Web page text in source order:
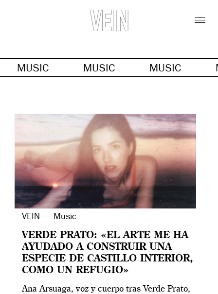
MUSIC MUSIC MUSIC
VEIN — Music
VERDE PRATO: «EL ARTE ME HA
AYUDADO A CONSTRUIR UNA
ESPECIE DE CASTILLO INTERIOR,
COMO UN REFUGIO»
Ana Arsuaga, voz y cuerpo tras Verde Prato,